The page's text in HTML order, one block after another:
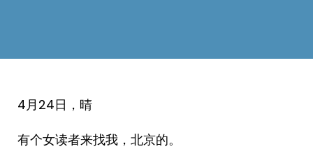
4月24日，晴
有个女读者来找我，北京的。